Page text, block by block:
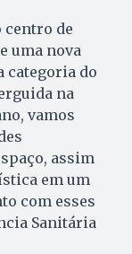
centro de
uma nova
categoria do
na
vamos
assim
em um
com esses
Sanitária